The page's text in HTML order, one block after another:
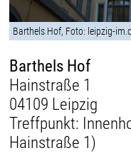
Barthels Hof, Foto: leipzig-
Barthels Hof
Hainstraße 1
04109 Leipzig
Treffpunkt:
Hainstraße 1)